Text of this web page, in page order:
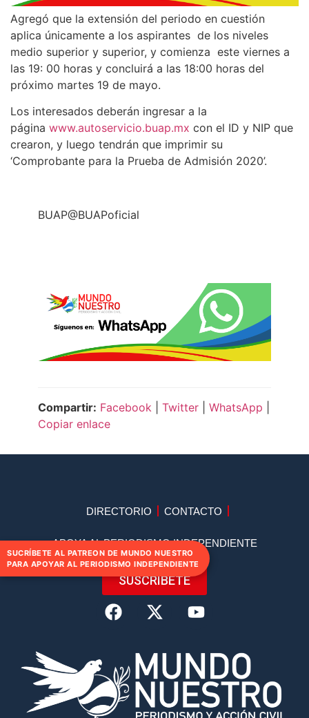
Agregó que la extensión del periodo en cuestión
aplica únicamente a los aspirantes de los niveles
medio superior y superior, y comienza este viernes a
las 19: 00 horas y concluirá a las 18:00 horas del
próximo martes 19 de mayo.
Los interesados deberán ingresar a la
página www.autoservicio.buap.mx con el ID y NIP que
crearon, y luego tendrán que imprimir su
‘Comprobante para la Prueba de Admisión 2020’.
BUAP@BUAPoficial
Compartir: Facebook Twitter WhatsApp
Copiar enlace
DIRECTORIO CONTACTO
APOYA AL PERIODISMO INDEPENDIENTE
SUSCRIBETE
SUCRÍBETE AL PATREON DE MUNDO NUESTRO
PARA APOYAR AL PERIODISMO INDEPENDIENTE